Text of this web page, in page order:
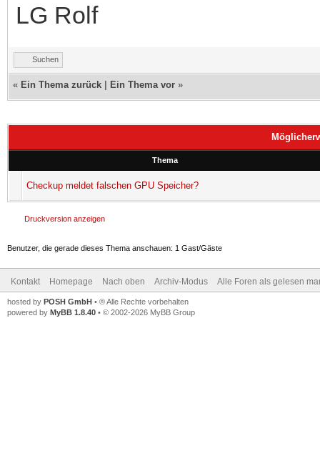
LG Rolf
Suchen
« Ein Thema zurück Ein Thema vor »
Thema
Checkup meldet falschen GPU Speicher?
Druckversion anzeigen
Benutzer, die gerade dieses Thema anschauen: 1 Gast/Gäste
Kontakt Homepage Nach oben Archiv-Modus Alle Foren als gelesen
hosted by POSH GmbH • ® Alle Rechte vorbehalten
powered by MyBB 1.8.40 • © 2002-2026 MyBB Group